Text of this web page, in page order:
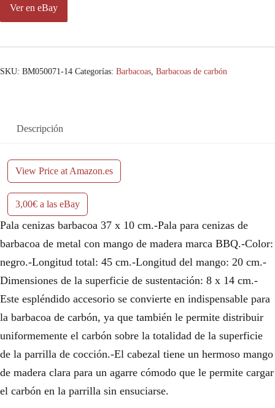
Ver en eBay
SKU: BM050071-14 Categorías: Barbacoas, Barbacoas de carbón
Descripción
View Price at Amazon.es
3,00€ a las eBay
Pala cenizas barbacoa 37 x 10 cm.-Pala para cenizas de
barbacoa de metal con mango de madera marca BBQ.-Color:
negro.-Longitud total: 45 cm.-Longitud del mango: 20 cm.-
Dimensiones de la superficie de sustentación: 8 x 14 cm.-
Este espléndido accesorio se convierte en indispensable para
la barbacoa de carbón, ya que también le permite distribuir
uniformemente el carbón sobre la totalidad de la superficie
de la parrilla de cocción.-El cabezal tiene un hermoso mango
de madera clara para un agarre cómodo que le permite cargar
el carbón en la parrilla sin ensuciarse.